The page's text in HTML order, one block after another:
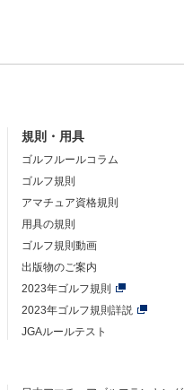
規則・用具
ゴルフルールコラム
ゴルフ規則
アマチュア資格規則
用具の規則
ゴルフ規則動画
出版物のご案内
2023年ゴルフ規則
2023年ゴルフ規則詳説
JGAルールテスト